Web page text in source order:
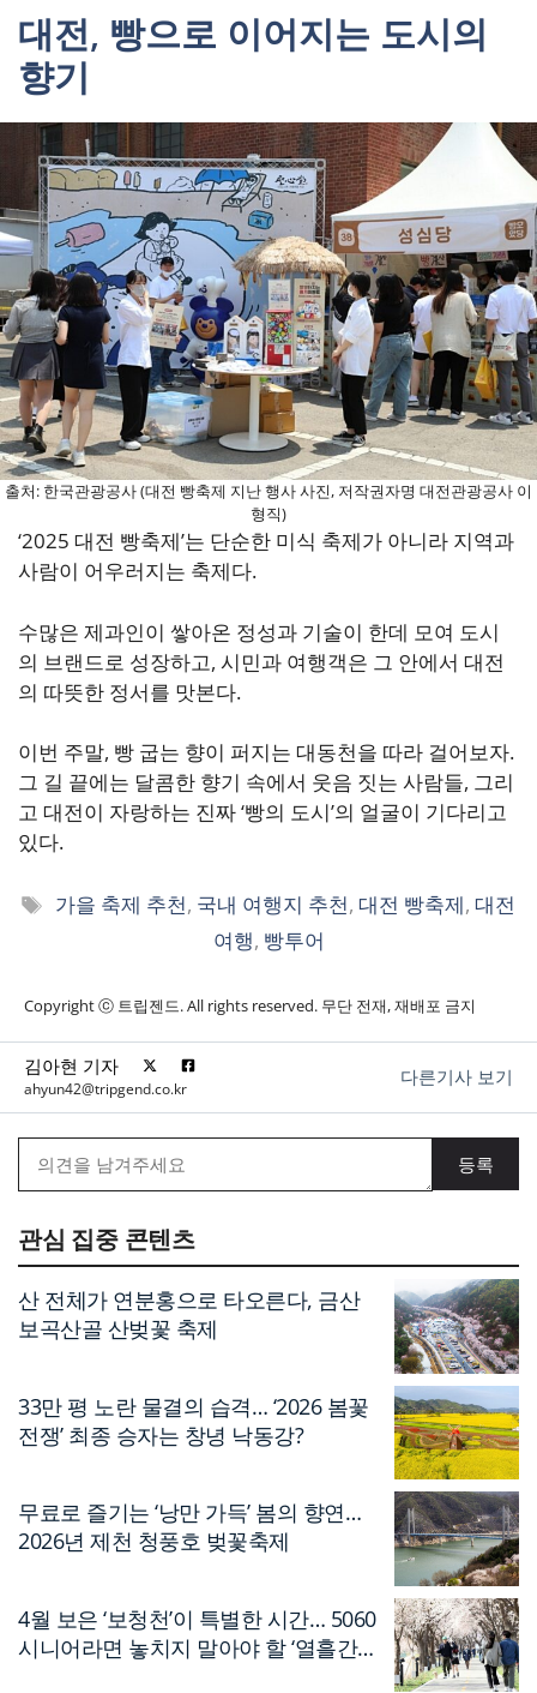
대전, 빵으로 이어지는 도시의
향기
출처: 한국관광공사 (대전 빵축제 지난 행사 사진, 저작권자명 대전관광공사 이
형직)
‘2025 대전 빵축제’는 단순한 미식 축제가 아니라 지역과
사람이 어우러지는 축제다.
수많은 제과인이 쌓아온 정성과 기술이 한데 모여 도시
의 브랜드로 성장하고, 시민과 여행객은 그 안에서 대전
의 따뜻한 정서를 맛본다.
이번 주말, 빵 굽는 향이 퍼지는 대동천을 따라 걸어보자.
그 길 끝에는 달콤한 향기 속에서 웃음 짓는 사람들, 그리
고 대전이 자랑하는 진짜 ‘빵의 도시’의 얼굴이 기다리고
있다.
태
가을 축제 추천, 국내 여행지 추천, 대전 빵축제, 대전
여행, 빵투어
Copyright ⓒ 트립젠드. All rights reserved. 무단 전재, 재배포 금지
김아현 기자
ahyun42@tripgend.co.kr
다른기사 보기
관심 집중 콘텐츠
산 전체가 연분홍으로 타오른다, 금산
보곡산골 산벚꽃 축제
33만 평 노란 물결의 습격… ‘2026 봄꽃
전쟁’ 최종 승자는 창녕 낙동강?
무료로 즐기는 ‘낭만 가득’ 봄의 향연…
2026년 제천 청풍호 벚꽃축제
4월 보은 ‘보청천’이 특별한 시간… 5060
시니어라면 놓치지 말아야 할 ‘열흘간의